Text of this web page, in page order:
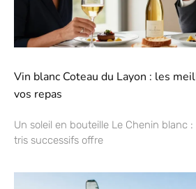
Vin blanc Coteau du Layon : les
vos repas
Un soleil en bouteille Le Chenin blanc
tris successifs offre